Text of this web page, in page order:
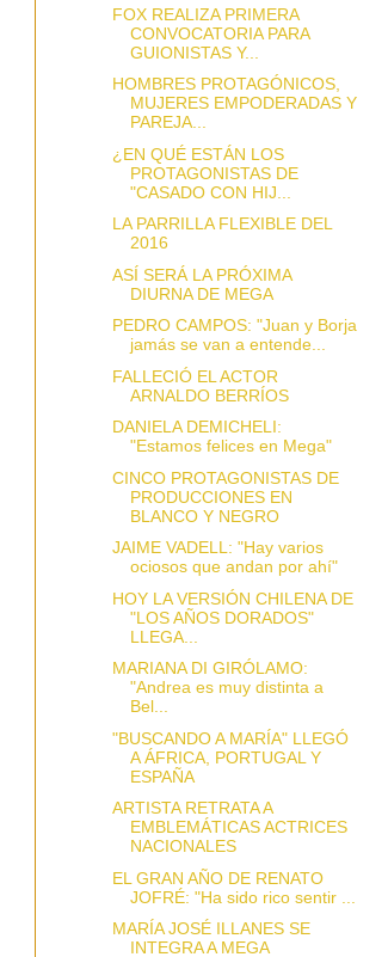
FOX REALIZA PRIMERA
CONVOCATORIA PARA
GUIONISTAS Y...
HOMBRES PROTAGÓNICOS,
MUJERES EMPODERADAS Y
PAREJA...
¿EN QUÉ ESTÁN LOS
PROTAGONISTAS DE
"CASADO CON HIJ...
LA PARRILLA FLEXIBLE DEL
2016
ASÍ SERÁ LA PRÓXIMA
DIURNA DE MEGA
PEDRO CAMPOS: "Juan y Borja
jamás se van a entende...
FALLECIÓ EL ACTOR
ARNALDO BERRÍOS
DANIELA DEMICHELI:
"Estamos felices en Mega"
CINCO PROTAGONISTAS DE
PRODUCCIONES EN
BLANCO Y NEGRO
JAIME VADELL: "Hay varios
ociosos que andan por ahí"
HOY LA VERSIÓN CHILENA DE
"LOS AÑOS DORADOS"
LLEGA...
MARIANA DI GIRÓLAMO:
"Andrea es muy distinta a
Bel...
"BUSCANDO A MARÍA" LLEGÓ
A ÁFRICA, PORTUGAL Y
ESPAÑA
ARTISTA RETRATA A
EMBLEMÁTICAS ACTRICES
NACIONALES
EL GRAN AÑO DE RENATO
JOFRÉ: "Ha sido rico sentir ...
MARÍA JOSÉ ILLANES SE
INTEGRA A MEGA